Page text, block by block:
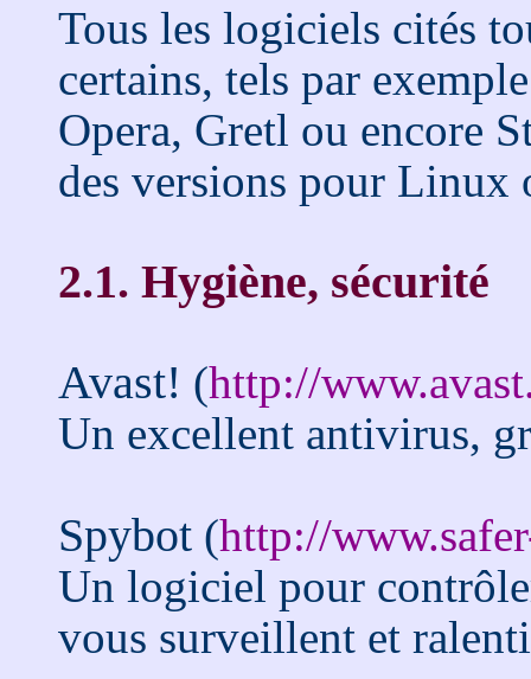
Tous les logiciels cités
certains, tels par
Opera, Gretl ou encore
des versions pour
2.1. Hygiène, sécurité
Avast! (http://
Un excellent antivirus,
Spybot (http://
Un logiciel pour
vous surveillent et